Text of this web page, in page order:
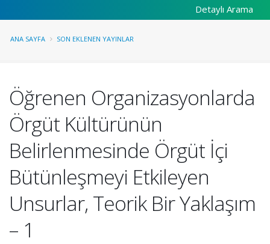
Detaylı Arama
ANA SAYFA SON EKLENEN YAYINLAR
Öğrenen Organizasyonlarda
Örgüt Kültürünün
Belirlenmesinde Örgüt İçi
Bütünleşmeyi Etkileyen
Unsurlar, Teorik Bir Yaklaşım
– 1